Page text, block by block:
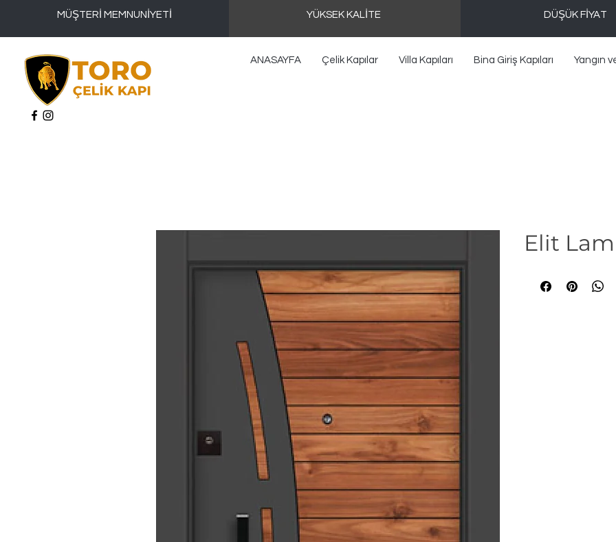
MÜŞTERİ MEMNUNİYETİ YÜKSEK KALİTE DÜŞÜK FİYAT
ANASAYFA Çelik Kapılar Villa Kapıları Bina Giriş Kapıları Yangın
Elit